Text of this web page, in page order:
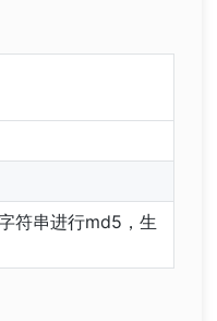
符串进行md5，生